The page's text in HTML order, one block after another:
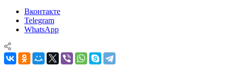
Вконтакте
Telegram
WhatsApp